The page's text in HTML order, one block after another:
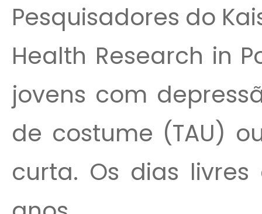
Pesquisadores do
Health Research in
jovens com
de costume (TAU)
curta. Os dias